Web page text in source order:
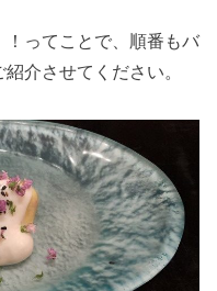
ってことで、順番もバ
介させてください。